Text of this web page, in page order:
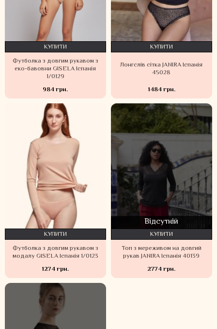
Футболка з довгим рукавом з
еко-бавовни GISELA Іспанія
1/0129
984 грн.
КУПИТИ
Лонгслів сітка JANIRA Іспанія
45028
1484 грн.
КУПИТИ
Футболка з довгим рукавом з
модалу GISELA Іспанія 1/0123
1274 грн.
КУПИТИ
Відсутній
Топ з мереживом на довгий
рукав JANIRA Іспанія 40139
2774 грн.
КУПИТИ